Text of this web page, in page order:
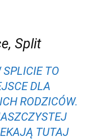
Split
TO⁤
DLA
RODZICÓW.
TUTAJ